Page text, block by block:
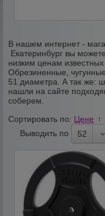
В нашем интернет -
Екатеринбург вы
низким ценам
Обрезиненные,
51 диаметра. А так же:
нашли на сайте
соберем.
Сортировать по: Цене ↑
Выводить по 52